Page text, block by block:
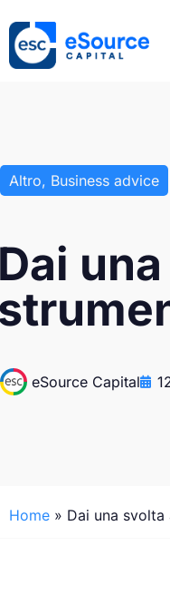
Altro, Business advice
eSource Capital
Home » Dai una